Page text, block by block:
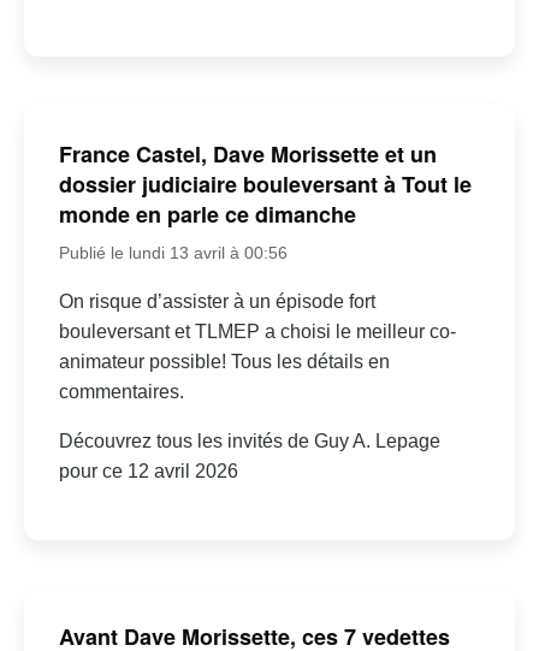
France Castel, Dave Morissette et un
dossier judiciaire bouleversant à Tout le
monde en parle ce dimanche
Publié le lundi 13 avril à 00:56
On risque d’assister à un épisode fort
bouleversant et TLMEP a choisi le meilleur co-
animateur possible! Tous les détails en
commentaires.
Découvrez tous les invités de Guy A. Lepage
pour ce 12 avril 2026
Avant Dave Morissette, ces 7 vedettes